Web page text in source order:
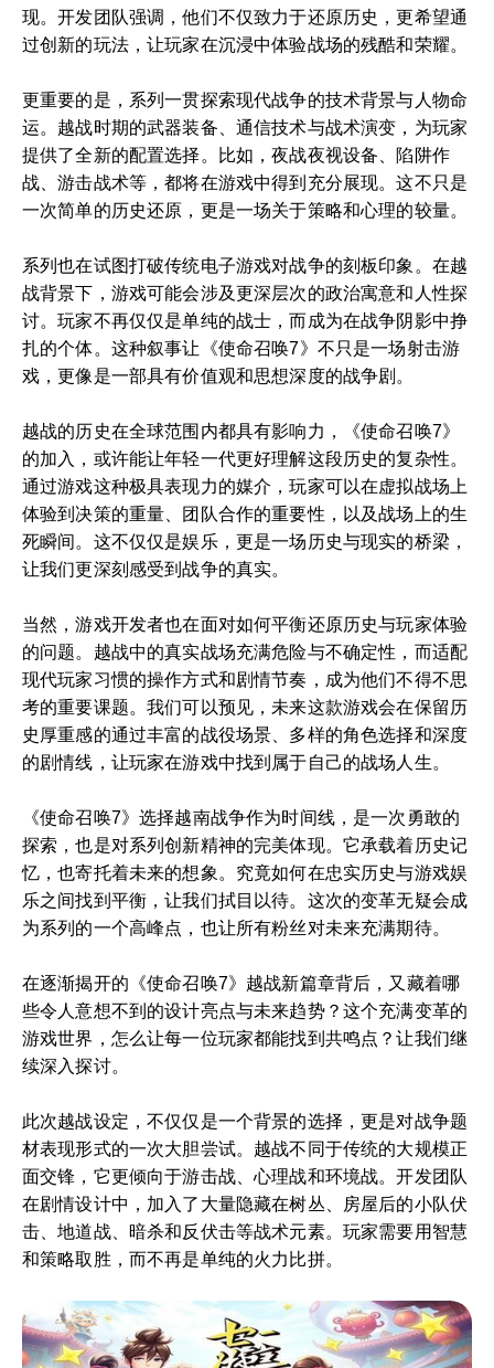
现。开发团队强调，他们不仅致力于还原历史，更希望通
过创新的玩法，让玩家在沉浸中体验战场的残酷和荣耀。
更重要的是，系列一贯探索现代战争的技术背景与人物命
运。越战时期的武器装备、通信技术与战术演变，为玩家
提供了全新的配置选择。比如，夜战夜视设备、陷阱作
战、游击战术等，都将在游戏中得到充分展现。这不只是
一次简单的历史还原，更是一场关于策略和心理的较量。
系列也在试图打破传统电子游戏对战争的刻板印象。在越
战背景下，游戏可能会涉及更深层次的政治寓意和人性探
讨。玩家不再仅仅是单纯的战士，而成为在战争阴影中挣
扎的个体。这种叙事让《使命召唤7》不只是一场射击游
戏，更像是一部具有价值观和思想深度的战争剧。
越战的历史在全球范围内都具有影响力，《使命召唤7》
的加入，或许能让年轻一代更好理解这段历史的复杂性。
通过游戏这种极具表现力的媒介，玩家可以在虚拟战场上
体验到决策的重量、团队合作的重要性，以及战场上的生
死瞬间。这不仅仅是娱乐，更是一场历史与现实的桥梁，
让我们更深刻感受到战争的真实。
当然，游戏开发者也在面对如何平衡还原历史与玩家体验
的问题。越战中的真实战场充满危险与不确定性，而适配
现代玩家习惯的操作方式和剧情节奏，成为他们不得不思
考的重要课题。我们可以预见，未来这款游戏会在保留历
史厚重感的通过丰富的战役场景、多样的角色选择和深度
的剧情线，让玩家在游戏中找到属于自己的战场人生。
《使命召唤7》选择越南战争作为时间线，是一次勇敢的
探索，也是对系列创新精神的完美体现。它承载着历史记
忆，也寄托着未来的想象。究竟如何在忠实历史与游戏娱
乐之间找到平衡，让我们拭目以待。这次的变革无疑会成
为系列的一个高峰点，也让所有粉丝对未来充满期待。
在逐渐揭开的《使命召唤7》越战新篇章背后，又藏着哪
些令人意想不到的设计亮点与未来趋势？这个充满变革的
游戏世界，怎么让每一位玩家都能找到共鸣点？让我们继
续深入探讨。
此次越战设定，不仅仅是一个背景的选择，更是对战争题
材表现形式的一次大胆尝试。越战不同于传统的大规模正
面交锋，它更倾向于游击战、心理战和环境战。开发团队
在剧情设计中，加入了大量隐藏在树丛、房屋后的小队伏
击、地道战、暗杀和反伏击等战术元素。玩家需要用智慧
和策略取胜，而不再是单纯的火力比拼。